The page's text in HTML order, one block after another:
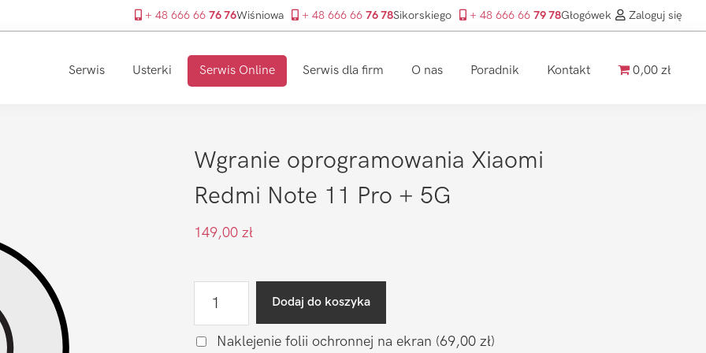
+ 48 666 66 76 76Wiśniowa + 48 666 66 76 78Sikorskiego + 48 666 66 79 78Głogówek Zaloguj się
Serwis Usterki Serwis Online Serwis dla firm O nas Poradnik Kontakt 0,00 zł
Wgranie oprogramowania Xiaomi
Redmi Note 11 Pro + 5G
149,00 zł
oprogramowania
Dodaj do koszyka
Naklejenie folii ochronnej na ekran (69,00 zł)